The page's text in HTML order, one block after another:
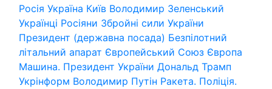
Росія Україна Київ Володимир Зеленський
Українці Росіяни Збройні сили України
Президент (державна посада) Безпілотний
літальний апарат Європейський Союз Європа
Машина. Президент України Дональд Трамп
Укрінформ Володимир Путін Ракета. Поліція.